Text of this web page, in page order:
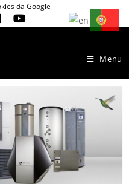
da Google
Menu